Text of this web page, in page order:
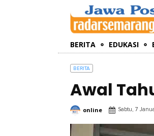
BERITA EDUKASI
BERITA
Awal
online Sabtu, 7